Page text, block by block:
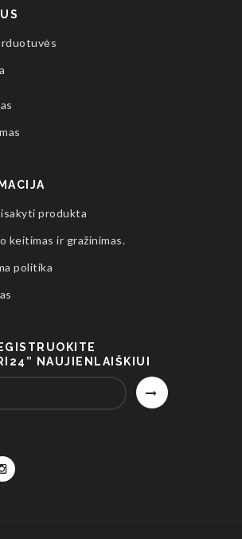
produkta
keitimas ir gražinimas.
politika
NAUJIENLAIŠKIUI